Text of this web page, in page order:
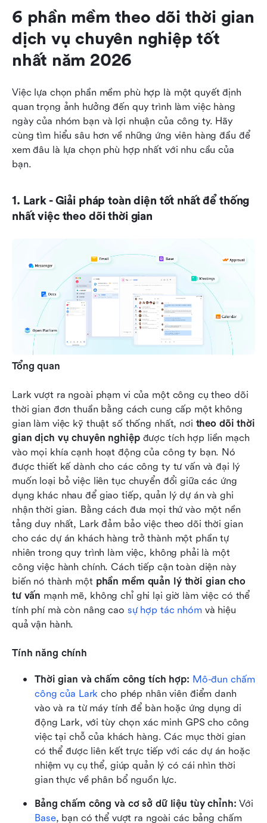
6 phần mềm theo dõi thời gian
dịch vụ chuyên nghiệp tốt
nhất năm 2026
Việc lựa chọn phần mềm phù hợp là một quyết định
quan trọng ảnh hưởng đến quy trình làm việc hàng
ngày của nhóm bạn và lợi nhuận của công ty. Hãy
cùng tìm hiểu sâu hơn về những ứng viên hàng đầu để
xem đâu là lựa chọn phù hợp nhất với nhu cầu của
bạn.
1. Lark - Giải pháp toàn diện tốt nhất để thống
nhất việc theo dõi thời gian
Tổng quan
Lark vượt ra ngoài phạm vi của một công cụ theo dõi
thời gian đơn thuần bằng cách cung cấp một không
gian làm việc kỹ thuật số thống nhất, nơi theo dõi thời
gian dịch vụ chuyên nghiệp được tích hợp liền mạch
vào mọi khía cạnh hoạt động của công ty bạn. Nó
được thiết kế dành cho các công ty tư vấn và đại lý
muốn loại bỏ việc liên tục chuyển đổi giữa các ứng
dụng khác nhau để giao tiếp, quản lý dự án và ghi
nhận thời gian. Bằng cách đưa mọi thứ vào một nền
tảng duy nhất, Lark đảm bảo việc theo dõi thời gian
cho các dự án khách hàng trở thành một phần tự
nhiên trong quy trình làm việc, không phải là một
công việc hành chính. Cách tiếp cận toàn diện này
biến nó thành một phần mềm quản lý thời gian cho
tư vấn mạnh mẽ, không chỉ ghi lại giờ làm việc có thể
tính phí mà còn nâng cao sự hợp tác nhóm và hiệu
quả vận hành.
Tính năng chính
Thời gian và chấm công tích hợp: Mô-đun chấm
công của Lark cho phép nhân viên điểm danh
vào và ra từ máy tính để bàn hoặc ứng dụng di
động Lark, với tùy chọn xác minh GPS cho công
việc tại chỗ của khách hàng. Các mục thời gian
có thể được liên kết trực tiếp với các dự án hoặc
nhiệm vụ cụ thể, giúp quản lý có cái nhìn thời
gian thực về phân bổ nguồn lực.
Bảng chấm công và cơ sở dữ liệu tùy chỉnh:
Base, bạn có thể vượt ra ngoài các bảng chấm